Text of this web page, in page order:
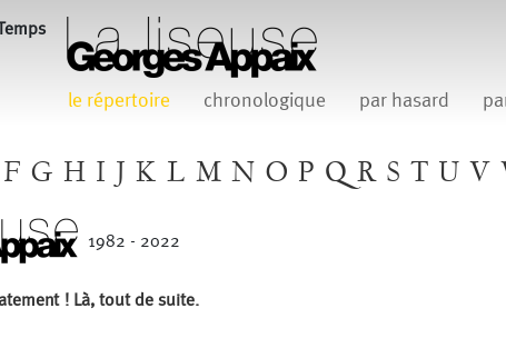
le répertoire chronologique par hasard
F G H I J K L M N O P Q R S T U V
! Là, tout de suite.
1982 - 2022